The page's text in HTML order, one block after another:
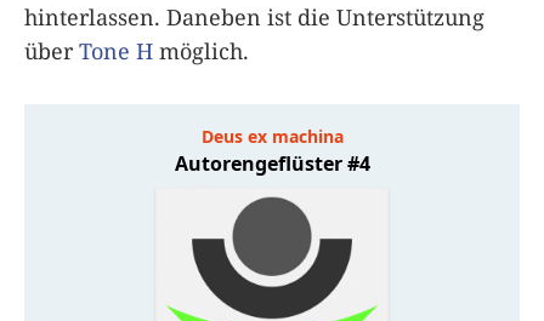
hinterlassen. Daneben ist die Unterstützung
überTone H möglich.